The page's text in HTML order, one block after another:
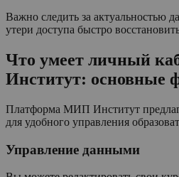
Важно следить за актуальностью
утери доступа быстро
Что умеет личный
Институт: основные
Платформа МИП Институт
для удобного управления
Управление данными